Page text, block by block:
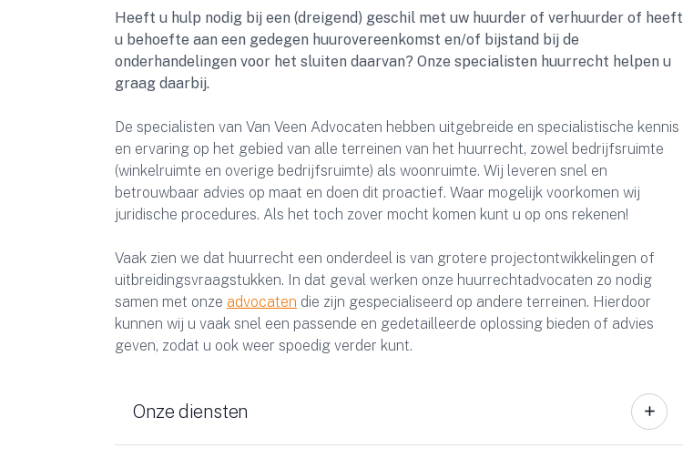
Heeft u hulp nodig bij een (dreigend) geschil met uw huurder of verhuurder of heeft
u behoefte aan een gedegen huurovereenkomst en/of bijstand bij de
onderhandelingen voor het sluiten daarvan? Onze specialisten huurrecht helpen u
graag daarbij.
De specialisten van Van Veen Advocaten hebben uitgebreide en specialistische kennis
en ervaring op het gebied van alle terreinen van het huurrecht, zowel bedrijfsruimte
(winkelruimte en overige bedrijfsruimte) als woonruimte. Wij leveren snel en
betrouwbaar advies op maat en doen dit proactief. Waar mogelijk voorkomen wij
juridische procedures. Als het toch zover mocht komen kunt u op ons rekenen!
Vaak zien we dat huurrecht een onderdeel is van grotere projectontwikkelingen of
uitbreidingsvraagstukken. In dat geval werken onze huurrechtadvocaten zo nodig
samen met onze advocaten die zijn gespecialiseerd op andere terreinen. Hierdoor
kunnen wij u vaak snel een passende en gedetailleerde oplossing bieden of advies
geven, zodat u ook weer spoedig verder kunt.
Onze diensten